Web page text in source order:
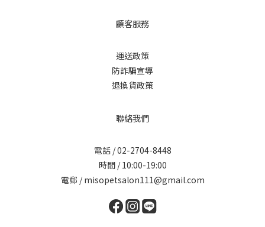
顧客服務
運送政策
防詐騙宣導
退換貨政策
聯絡我們
電話 / 02-2704-8448
時間 / 10:00-19:00
電郵 / misopetsalon111@gmail.com